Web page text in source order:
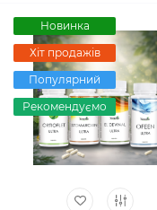
Новинка
Хіт продажів
Популярний
Рекомендуємо